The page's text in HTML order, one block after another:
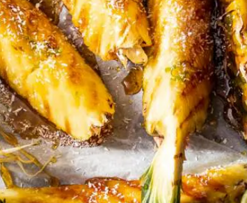
Kies producten
Wat vond je van dit recept?